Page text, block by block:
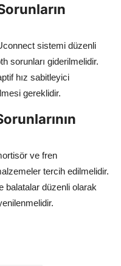
sistemi düzenli
sorunları giderilmelidir.
hız sabitleyici
gereklidir.
ve fren
tercih edilmelidir.
balatalar düzenli olarak